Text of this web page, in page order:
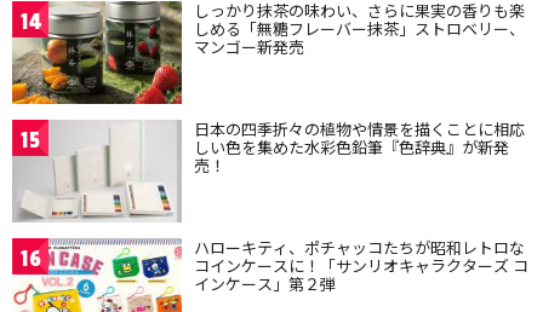
14 しっかり抹茶の味わい、さらに果実の香りも楽
しめる「無糖フレーバー抹茶」ストロベリー、
マンゴー新発売
15 日本の四季折々の植物や情景を描くことに相応
しい色を集めた水彩色鉛筆『色辞典』が新発
売！
16 ハローキティ、ポチャッコたちが昭和レトロな
コインケースに！「サンリオキャラクターズ コ
インケース」第２弾